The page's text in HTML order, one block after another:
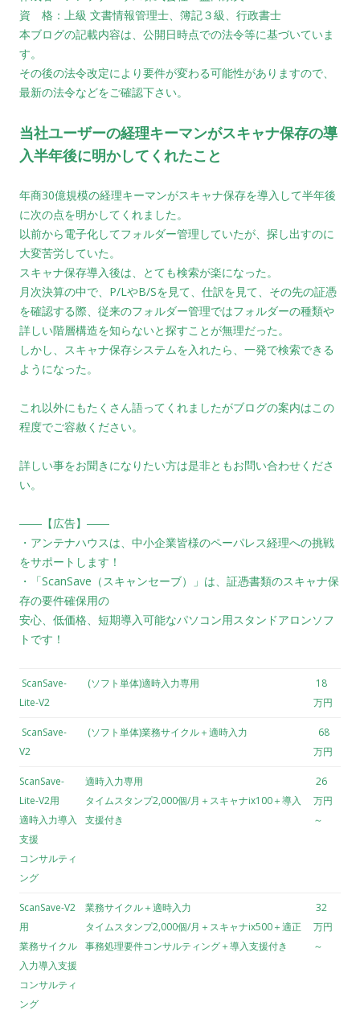
資 格：上級 文書情報管理士、簿記３級、行政書士
本ブログの記載内容は、公開日時点での法令等に基づいていま
す。
その後の法令改定により要件が変わる可能性がありますので、
最新の法令などをご確認下さい。
当社ユーザーの経理キーマンがスキャナ保存の導
入半年後に明かしてくれたこと
年商30億規模の経理キーマンがスキャナ保存を導入して半年後
に次の点を明かしてくれました。
以前から電子化してフォルダー管理していたが、探し出すのに
大変苦労していた。
スキャナ保存導入後は、とても検索が楽になった。
月次決算の中で、P/LやB/Sを見て、仕訳を見て、その先の証憑
を確認する際、従来のフォルダー管理ではフォルダーの種類や
詳しい階層構造を知らないと探すことが無理だった。
しかし、スキャナ保存システムを入れたら、一発で検索できる
ようになった。
これ以外にもたくさん語ってくれましたがブログの案内はこの
程度でご容赦ください。
詳しい事をお聞きになりたい方は是非ともお問い合わせくださ
い。
――【広告】――
・アンテナハウスは、中小企業皆様のペーパレス経理への挑戦
をサポートします！
・「ScanSave（スキャンセーブ）」は、証憑書類のスキャナ保
存の要件確保用の
安心、低価格、短期導入可能なパソコン用スタンドアロンソフ
トです！
ScanSave-
Lite-V2
(ソフト単体)適時入力専用
18
万円
ScanSave-
V2
(ソフト単体)業務サイクル＋適時入力
68
万円
ScanSave-
Lite-V2用
適時入力導入
支援
コンサルティ
ング
適時入力専用
タイムスタンプ2,000個/月＋スキャナix100＋導入
支援付き
26
万円
～
ScanSave-V2
用
業務サイクル
入力導入支援
コンサルティ
ング
業務サイクル＋適時入力
タイムスタンプ2,000個/月＋スキャナix500＋適正
事務処理要件コンサルティング＋導入支援付き
32
万円
～